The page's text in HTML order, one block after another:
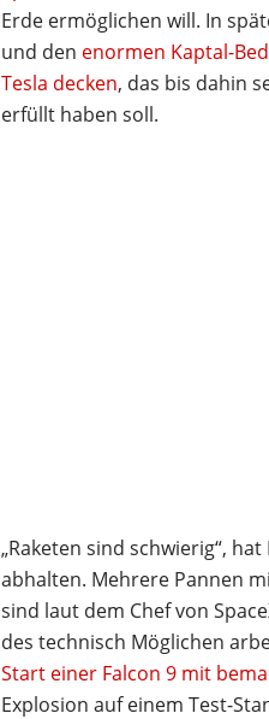
Erde ermöglichen will. In
und den enormen Kaptal-
Tesla decken, das bis dahin
erfüllt haben soll.
„Raketen sind schwierig“,
abhalten. Mehrere Pannen
sind laut dem Chef von
des technisch Möglichen
Start einer Falcon 9 mit
Explosion auf einem Test-